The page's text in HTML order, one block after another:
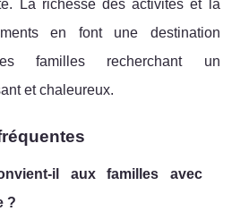
La richesse des activités et la
en font une destination
familles recherchant un
et chaleureux.
il aux familles avec
?